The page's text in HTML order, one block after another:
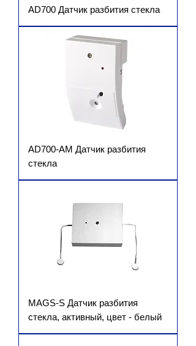
AD700 Датчик разбития стекла
AD700-AM Датчик разбития
стекла
MAGS-S Датчик разбития
стекла, активный, цвет - белый